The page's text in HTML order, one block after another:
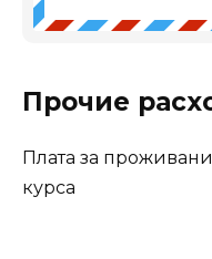
Прочие
Плата за
курса